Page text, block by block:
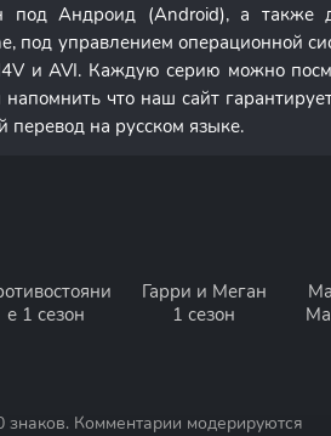
под Андроид (Android), а также
под управлением операционной
и AVI. Каждую серию можно
что наш сайт
перевод на русском языке.
е 1 сезон
Гарри и Меган
1 сезон
Комментарии модерируются